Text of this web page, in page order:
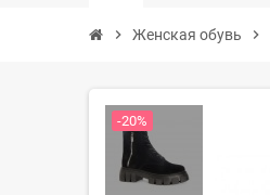
chevron_right Женская обувь chevron_right
-20%